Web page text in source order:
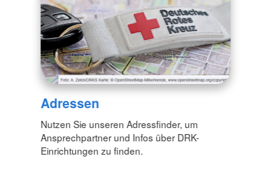
Adressen
Nutzen Sie unseren Adressfinder, um
Ansprechpartner und Infos über DRK-
Einrichtungen zu finden.